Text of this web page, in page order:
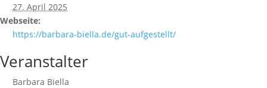
27. April 2025
Webseite:
https://barbara-biella.de/gut-aufgestellt/
Veranstalter
Barbara Biella